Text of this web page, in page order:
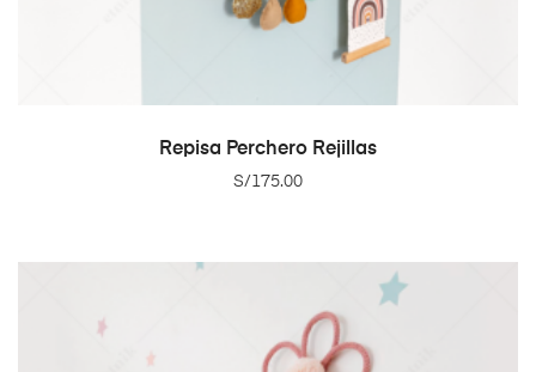
ADD TO CART
Repisa Perchero Rejillas
S/175.00